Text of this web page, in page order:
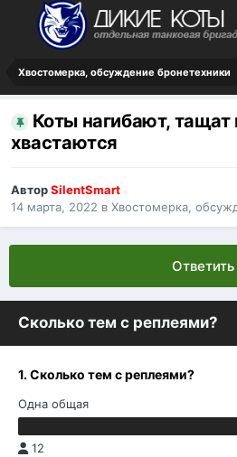
Хвостомерка, обсуждение бронетехники
Коты нагибают, тащат
хвастаются
АвторSilentSmart
14 марта, 2022 в Хвостомерка,
Ответить
Сколько тем с реплеями?
1. Сколько тем с реплеями?
Одна общая
12